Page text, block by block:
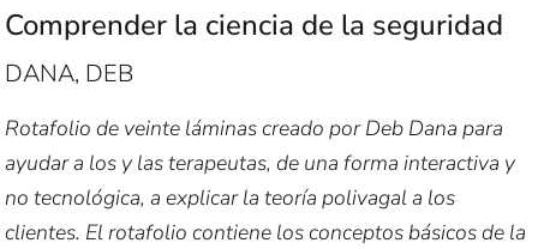
Comprender la ciencia de la seguridad
DANA, DEB
Rotafolio de veinte láminas creado por Deb Dana para
ayudar a los y las terapeutas, de una forma interactiva y
no tecnológica, a explicar la teoría polivagal a los
clientes. El rotafolio contiene los conceptos básicos de la